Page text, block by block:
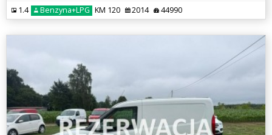
1.4 Benzyna+LPG KM 120 2014 44990